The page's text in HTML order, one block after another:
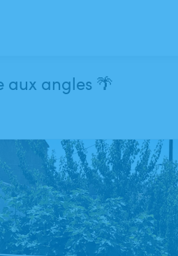
aux angles 🌴